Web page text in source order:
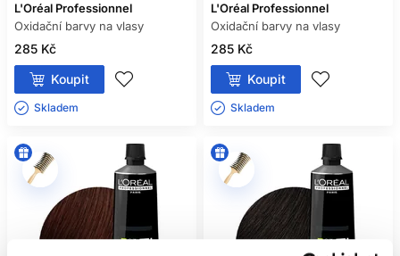
L'Oréal Professionnel
Oxidační barvy na vlasy
285 Kč
Koupit
Skladem ㅤ
L'Oréal Professionnel
Oxidační barvy na vlasy
285 Kč
Koupit
Skladem ㅤ